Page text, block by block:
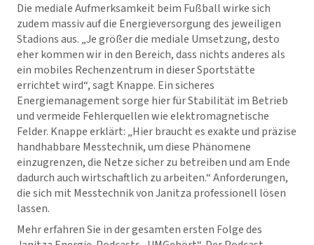
Die mediale Aufmerksamkeit beim Fußball wirke sich
zudem massiv auf die Energieversorgung des jeweiligen
Stadions aus. „Je größer die mediale Umsetzung, desto
eher kommen wir in den Bereich, dass nichts anderes als
ein mobiles Rechenzentrum in dieser Sportstätte
errichtet wird“, sagt Knappe. Ein sicheres
Energiemanagement sorge hier für Stabilität im Betrieb
und vermeide Fehlerquellen wie elektromagnetische
Felder. Knappe erklärt: „Hier braucht es exakte und präzise
handhabbare Messtechnik, um diese Phänomene
einzugrenzen, die Netze sicher zu betreiben und am Ende
dadurch auch wirtschaftlich zu arbeiten.“ Anforderungen,
die sich mit Messtechnik von Janitza professionell lösen
lassen.
Mehr erfahren Sie in der gesamten ersten Folge des